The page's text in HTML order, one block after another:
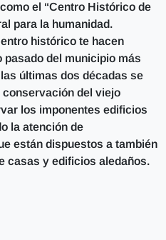
el “Centro Histórico de
para la humanidad.
histórico te hacen
del municipio más
últimas dos décadas se
conservación del viejo
los imponentes edificios
la atención de
están dispuestos a también
casas y edificios aledaños.